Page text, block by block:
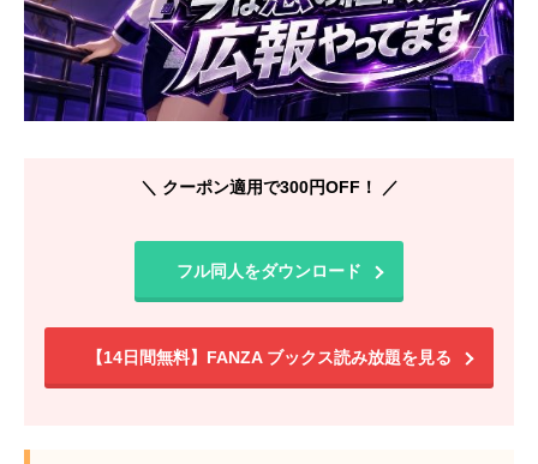
＼ クーポン適用で300円OFF！ ／
フル同人をダウンロード
【14日間無料】FANZA ブックス読み放題を見る